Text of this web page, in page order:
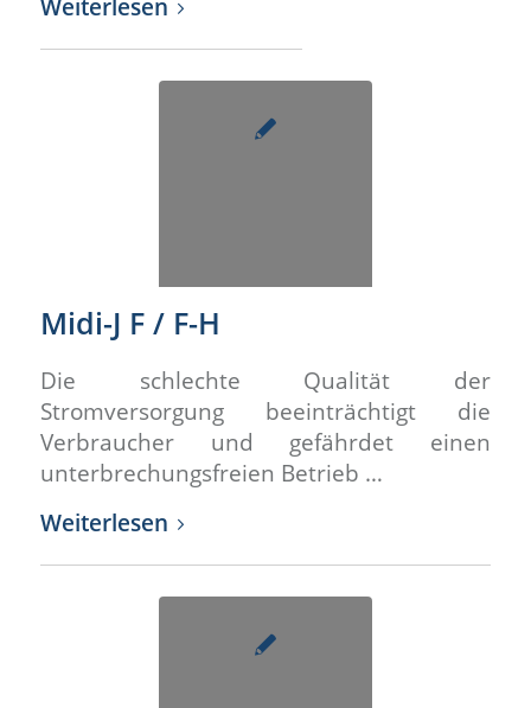
Weiterlesen
Midi-J F / F-H
Die schlechte Qualität der
Stromversorgung beeinträchtigt die
Verbraucher und gefährdet einen
unterbrechungsfreien Betrieb …
Weiterlesen